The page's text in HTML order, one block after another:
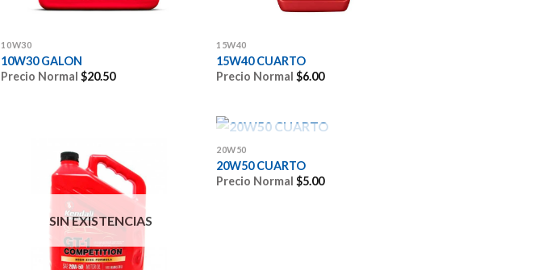
10W30
10W30 GALON
Precio Normal$20.50
15W40
15W40 CUARTO
Precio Normal$6.00
SIN EXISTENCIAS
20W50
20W50 CUARTO
Precio Normal$5.00